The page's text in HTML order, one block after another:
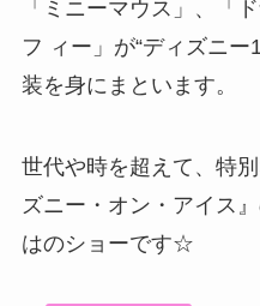
「ミニーマウス」、「
フ ィー」が“ディズニ
装を身にまといます。
世代や時を超えて、特
ズニー・オン・アイス
はのショーです☆